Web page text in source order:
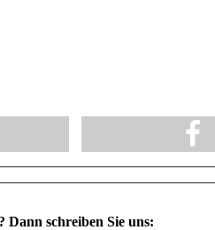
Dann schreiben Sie uns: